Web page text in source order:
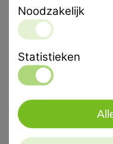
Productbeschrijving
ASA Afdruklepel
L2
Noodzakelijk
Statistieken